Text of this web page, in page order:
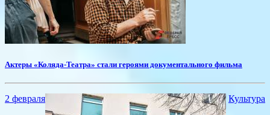
Актеры «Коляда-Театра» стали героями документального фильма
2 февраля Культура